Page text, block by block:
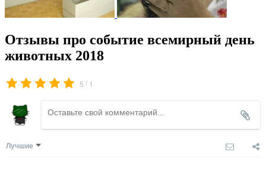
Отзывы про событие всемирный день
животных 2018
5 / 1
Лучшие